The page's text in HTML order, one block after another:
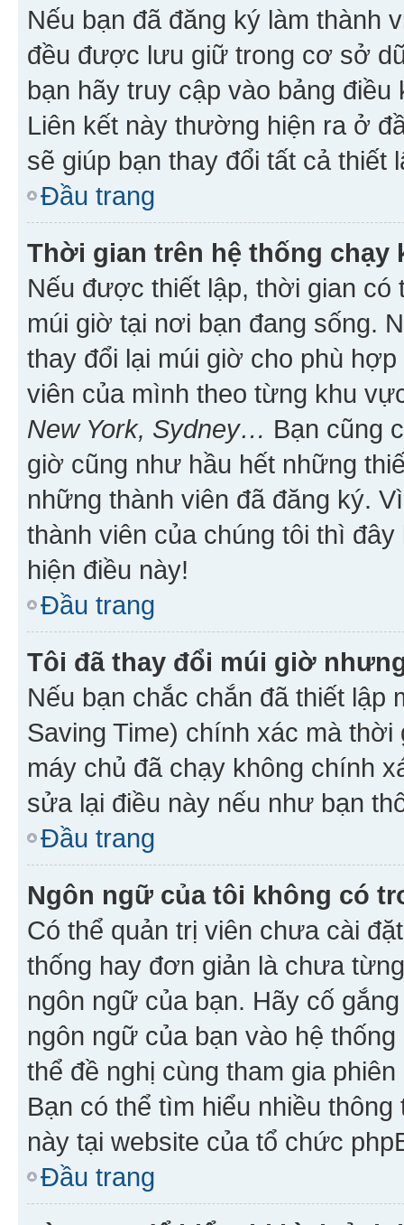
Nếu bạn đã đăng ký làm thành
đều được lưu giữ trong cơ sở
bạn hãy truy cập vào bảng
Liên kết này thường hiện ra ở
sẽ giúp bạn thay đổi tất cả thiết
Đầu trang
Thời gian trên hệ thống chạy
Nếu được thiết lập, thời gian
múi giờ tại nơi bạn đang sống.
thay đổi lại múi giờ cho phù
viên của mình theo từng khu
New York, Sydney… Bạn cũng
giờ cũng như hầu hết những
những thành viên đã đăng ký.
thành viên của chúng tôi thì
hiện điều này!
Đầu trang
Tôi đã thay đổi múi giờ
Nếu bạn chắc chắn đã thiết lập
Saving Time) chính xác mà
máy chủ đã chạy không chính
sửa lại điều này nếu như bạn
Đầu trang
Ngôn ngữ của tôi không có
Có thể quản trị viên chưa cài
thống hay đơn giản là chưa
ngôn ngữ của bạn. Hãy cố
ngôn ngữ của bạn vào hệ
thể đề nghị cùng tham gia
Bạn có thể tìm hiểu nhiều
này tại website của tổ chức
Đầu trang